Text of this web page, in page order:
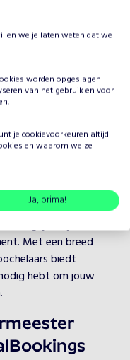
Lars
veel keuzes met
wilt dat het
artiest in de
naar een hoger
en vermaken,
belangrijk de juiste
Met een breed
biedt
hebt om jouw
we je laten weten dat we
worden opgeslagen
van het gebruik en voor
je cookievoorkeuren altijd
en waarom we ze
Ja, prima!